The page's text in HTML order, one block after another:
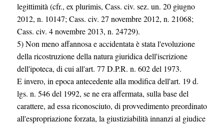
legittimità (cfr., ex plurimis, Cass. civ. sez. un. 20 giugno
2012, n. 10147; Cass. civ. 27 novembre 2012, n. 21068;
Cass. civ. 4 novembre 2013, n. 24729).
5) Non meno affannosa e accidentata è stata l'evoluzione
della ricostruzione della natura giuridica dell'iscrizione
dell'ipoteca, di cui all'art. 77 D.P.R. n. 602 del 1973.
E invero, in epoca antecedente alla modifica dell'art. 19 d.
lgs. n. 546 del 1992, se ne era affermata, sulla base del
carattere, ad essa riconosciuto, di provvedimento preordinato
all'espropriazione forzata, la giustiziabilità innanzi al giudice